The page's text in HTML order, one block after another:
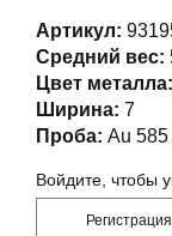
Артикул:
Средний вес:
Цвет металла:
Ширина: 7
Проба: Au 585
Войдите, чтобы
Регистрация